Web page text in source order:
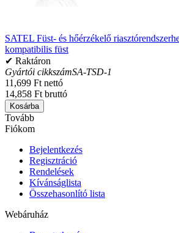
SATEL Füst- és hőérzékelő
kompatibilis füst
✔ Raktáron
Gyártói cikkszámSA-TSD-1
11,699 Ft nettó
14,858 Ft bruttó
Kosárba
Tovább
Fiókom
Bejelentkezés
Regisztráció
Rendelések
Kívánságlista
Összehasonlító lista
Webáruház